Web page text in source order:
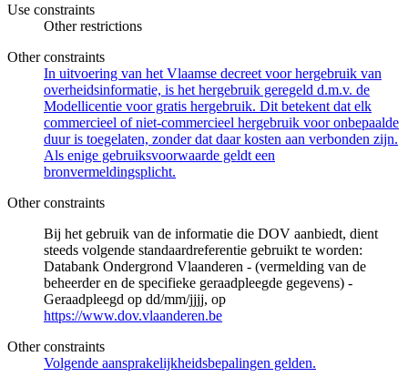
Use constraints
Other restrictions
Other constraints
In uitvoering van het Vlaamse decreet voor hergebruik van
overheidsinformatie, is het hergebruik geregeld d.m.v. de
Modellicentie voor gratis hergebruik. Dit betekent dat elk
commercieel of niet-commercieel hergebruik voor onbepaalde
duur is toegelaten, zonder dat daar kosten aan verbonden zijn.
Als enige gebruiksvoorwaarde geldt een
bronvermeldingsplicht.
Other constraints
Bij het gebruik van de informatie die DOV aanbiedt, dient
steeds volgende standaardreferentie gebruikt te worden:
Databank Ondergrond Vlaanderen - (vermelding van de
beheerder en de specifieke geraadpleegde gegevens) -
Geraadpleegd op dd/mm/jjjj, op
https://www.dov.vlaanderen.be
Other constraints
Volgende aansprakelijkheidsbepalingen gelden.